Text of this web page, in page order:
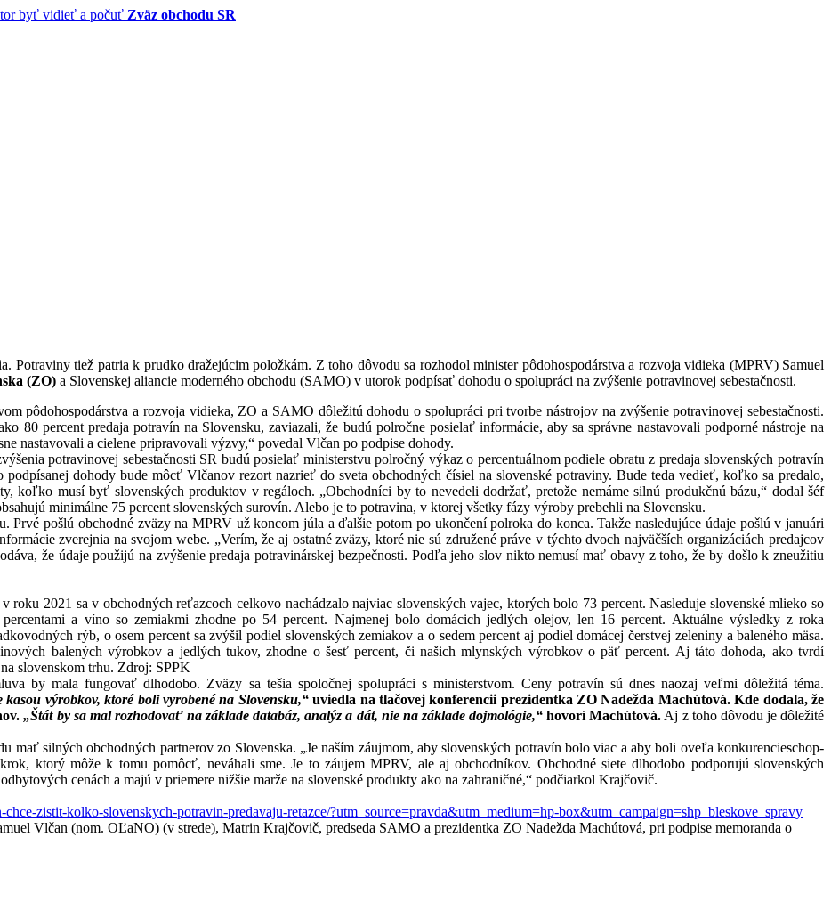
Zväz obchodu SR
Potraviny tiež patria k prudko dražejúcim položkám. Z toho dôvodu sa rozhodol minister pôdohospodárstva a rozvoja vidieka (MPRV) Samuel
(ZO) a Slovenskej aliancie moderného obchodu (SAMO) v utorok podpísať dohodu o spolupráci na zvýšenie potravinovej sebestačnosti.
pôdohospodárstva a rozvoja vidieka, ZO a SAMO dôležitú dohodu o spolupráci pri tvorbe nástrojov na zvýšenie potravinovej sebestačnosti.
80 percent predaja potravín na Slovensku, zaviazali, že budú polročne posielať informácie, aby sa správne nastavovali podporné nástroje na
nastavovali a cielene pripravovali výzvy,“ povedal Vlčan po podpise dohody.
potravinovej sebestačnosti SR budú posielať ministerstvu polročný výkaz o percentuálnom podiele obratu z predaja slovenských potravín
dohody bude môcť Vlčanov rezort nazrieť do sveta obchodných čísiel na slovenské potraviny. Bude teda vedieť, koľko sa predalo,
koľko musí byť slovenských produktov v regáloch. „Obchodníci by to nevedeli dodržať, pretože nemáme silnú produkčnú bázu,“ dodal šéf
minimálne 75 percent slovenských surovín. Alebo je to potravina, v ktorej všetky fázy výroby prebehli na Slovensku.
Prvé pošlú obchodné zväzy na MPRV už koncom júla a ďalšie potom po ukončení polroka do konca. Takže nasledujúce údaje pošlú v januári
zverejnia na svojom webe. „Verím, že aj ostatné zväzy, ktoré nie sú združené práve v týchto dvoch najväčších organizáciách predajcov
že údaje použijú na zvýšenie predaja potravinárskej bezpečnosti. Podľa jeho slov nikto nemusí mať obavy z toho, že by došlo k zneužitiu
2021 sa v obchodných reťazcoch celkovo nachádzalo najviac slovenských vajec, ktorých bolo 73 percent. Nasleduje slovenské mlieko so
a víno so zemiakmi zhodne po 54 percent. Najmenej bolo domácich jedlých olejov, len 16 percent. Aktuálne výsledky z roka
rýb, o osem percent sa zvýšil podiel slovenských zemiakov a o sedem percent aj podiel domácej čerstvej zeleniny a baleného mäsa.
balených výrobkov a jedlých tukov, zhodne o šesť percent, či našich mlynských výrobkov o päť percent. Aj táto dohoda, ako tvrdí
slovenskom trhu. Zdroj: SPPK
by mala fungovať dlhodobo. Zväzy sa tešia spoločnej spolupráci s ministerstvom. Ceny potravín sú dnes naozaj veľmi dôležitá téma.
výrobkov, ktoré boli vyrobené na Slovensku,“uviedla na tlačovej konferencii prezidentka ZO Nadežda Machútová. Kde dodala, že
„Štát by sa mal rozhodovať na základe databáz, analýz a dát, nie na základe dojmológie,“hovorí Machútová.Aj z toho dôvodu je dôležité
mať silných obchodných partnerov zo Slovenska. „Je naším záujmom, aby slovenských potravín bolo viac a aby boli oveľa konkurencieschop­
ktorý môže k tomu pomôcť, neváhali sme. Je to záujem MPRV, ale aj obchodníkov. Obchodné siete dlhodobo podporujú slovenských
cenách a majú v priemere nižšie marže na slovenské produkty ako na zahraničné,“ podčiarkol Krajčovič.
zistit-kolko-slovenskych-potravin-predavaju-retazce/?utm_source=pravda&utm_medium=hp-box&utm_campaign=shp_bleskove_spravy
Vlčan (nom. OĽaNO) (v strede), Matrin Krajčovič, predseda SAMO a prezidentka ZO Nadežda Machútová, pri podpise memoranda o